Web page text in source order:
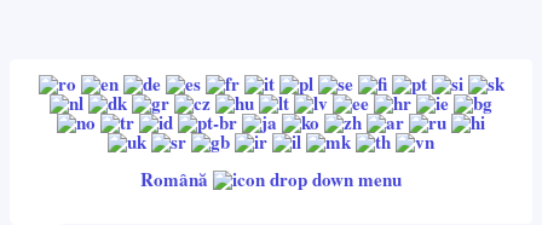
Română